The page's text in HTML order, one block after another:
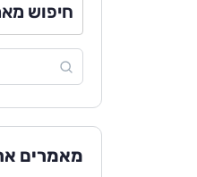
חיפוש
מאמרים